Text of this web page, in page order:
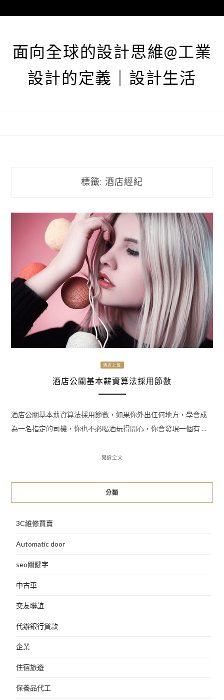
至
面向全球的設計思維@工業
設計的定義｜設計生活
標籤: 酒店經紀
酒店上班
酒店公關基本薪資算法採用節數
酒店公關基本薪資算法採用節數，如果你外出任何地方，學會成
為一名指定的司機，你也不必喝酒玩得開心，你會發現一個有 …
閱讀全文
分類
3C維修買賣
Automatic door
seo關鍵字
中古車
交友聯誼
代辦銀行貸款
企業
住宿旅遊
保養品代工